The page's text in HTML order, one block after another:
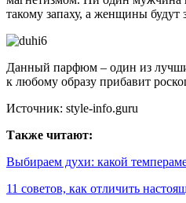
такому запаху, а женщины будут
Данный парфюм – один из
к любому образу прибавит
Источник: style-info.guru
Также читают:
Выбираем духи: какой
11 советов, как отличить